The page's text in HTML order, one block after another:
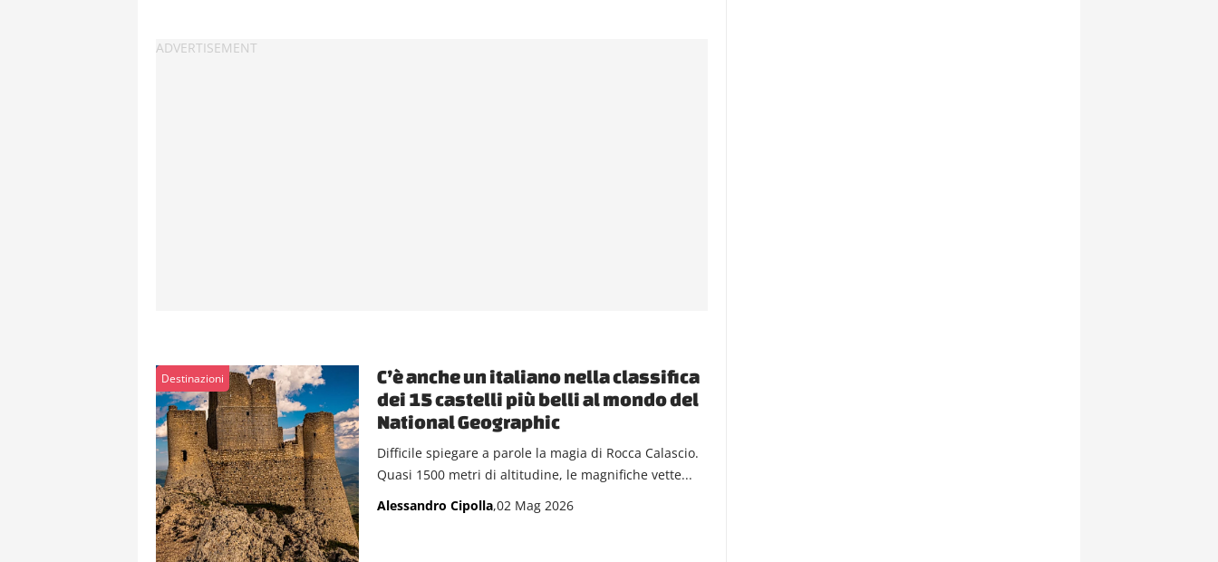
Destinazioni
C’è anche un italiano nella classifica
dei 15 castelli più belli al mondo del
National Geographic
Difficile spiegare a parole la magia di Rocca Calascio.
Quasi 1500 metri di altitudine, le magnifiche vette...
Alessandro Cipolla,02 Mag 2026